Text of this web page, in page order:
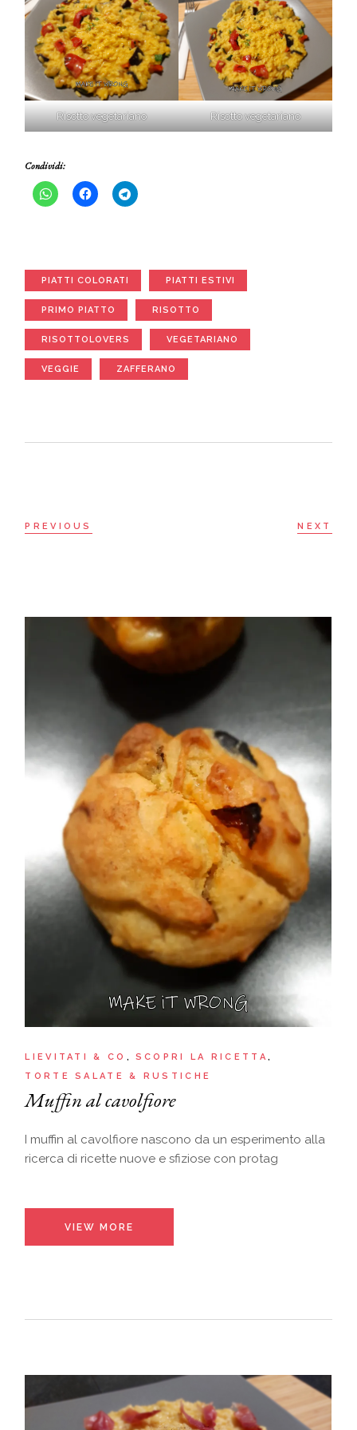
Risotto vegetariano Risotto vegetariano
Condividi:
PIATTI COLORATI PIATTI ESTIVI
PRIMO PIATTO RISOTTO
RISOTTOLOVERS VEGETARIANO
VEGGIE ZAFFERANO
PREVIOUS NEXT
LIEVITATI & CO
SCOPRI LA RICETTA
TORTE SALATE & RUSTICHE
Muffin al cavolfiore
I muffin al cavolfiore nascono da un esperimento alla
ricerca di ricette nuove e sfiziose con protag
VIEW MORE